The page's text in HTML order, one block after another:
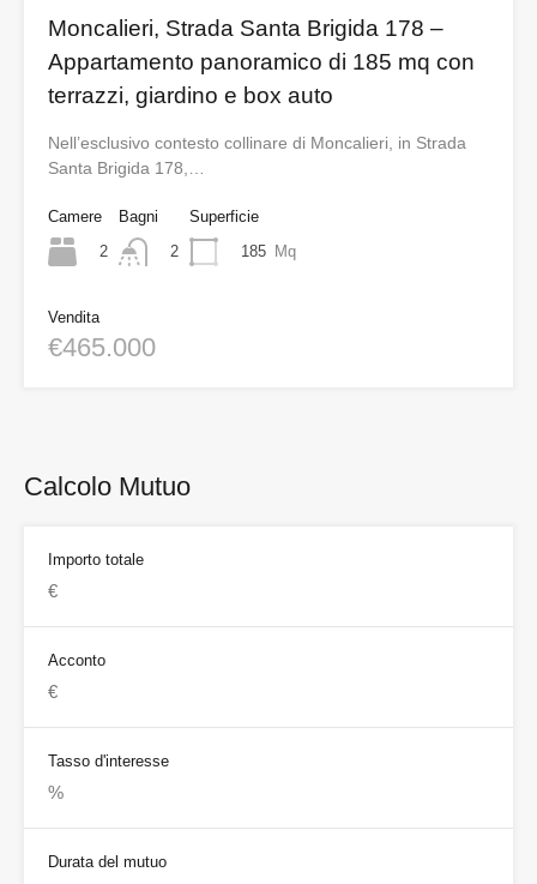
Moncalieri, Strada Santa Brigida 178 –
Appartamento panoramico di 185 mq con
terrazzi, giardino e box auto
Nell’esclusivo contesto collinare di Moncalieri, in Strada
Santa Brigida 178,…
Camere
2
Bagni
2
Superficie
185 Mq
Vendita
€465.000
Calcolo Mutuo
Importo totale
Acconto
Tasso d'interesse
Durata del mutuo